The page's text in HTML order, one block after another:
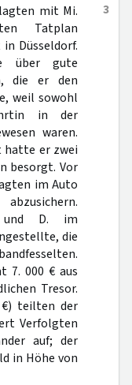
3
mit Mi.
Tatplan
Düsseldorf.
über gute
die er den
weil sowohl
in der
waren.
hatte er zwei
besorgt. Vor
im Auto
und D. im
die
7. 000 € aus
Tresor.
€) teilten der
Verfolgten
auf; der
in Höhe von